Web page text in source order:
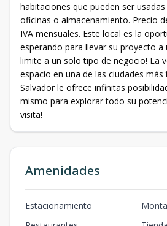
habitaciones que pueden ser
oficinas o almacenamiento. Precio
IVA mensuales. Este local es la
esperando para llevar su proyecto a
limite a un solo tipo de negocio! La
espacio en una de las ciudades más
Salvador le ofrece infinitas
mismo para explorar todo su
visita!
Amenidades
Estacionamiento